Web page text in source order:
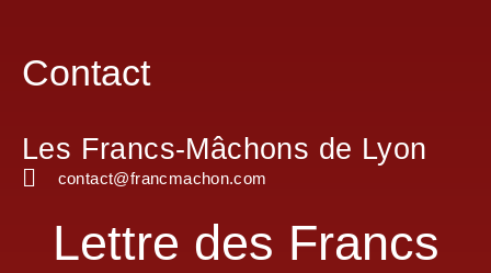
Contact
Les Francs-Mâchons de Lyon
contact@francmachon.com
Lettre des Francs